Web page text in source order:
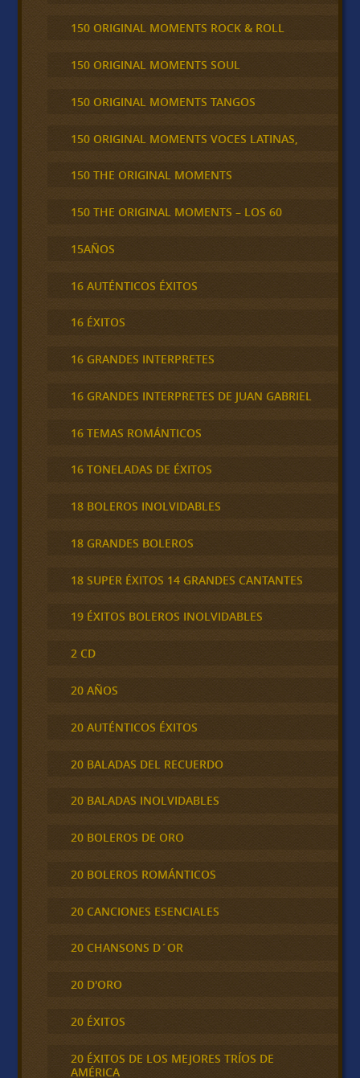
150 ORIGINAL MOMENTS ROCK & ROLL
150 ORIGINAL MOMENTS SOUL
150 ORIGINAL MOMENTS TANGOS
150 ORIGINAL MOMENTS VOCES LATINAS,
150 THE ORIGINAL MOMENTS
150 THE ORIGINAL MOMENTS – LOS 60
15AÑOS
16 AUTÉNTICOS ÉXITOS
16 ÉXITOS
16 GRANDES INTERPRETES
16 GRANDES INTERPRETES DE JUAN GABRIEL
16 TEMAS ROMÁNTICOS
16 TONELADAS DE ÉXITOS
18 BOLEROS INOLVIDABLES
18 GRANDES BOLEROS
18 SUPER ÉXITOS 14 GRANDES CANTANTES
19 ÉXITOS BOLEROS INOLVIDABLES
2 CD
20 AÑOS
20 AUTÉNTICOS ÉXITOS
20 BALADAS DEL RECUERDO
20 BALADAS INOLVIDABLES
20 BOLEROS DE ORO
20 BOLEROS ROMÁNTICOS
20 CANCIONES ESENCIALES
20 CHANSONS D´OR
20 D'ORO
20 ÉXITOS
20 ÉXITOS DE LOS MEJORES TRÍOS DE
AMÉRICA